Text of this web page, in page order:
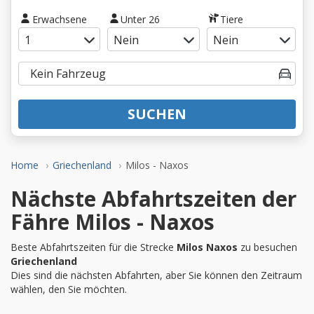
Home Griechenland Milos - Naxos
Erwachsene Unter 26 Tiere
SUCHEN
Nächste Abfahrtszeiten der
Fähre Milos - Naxos
Beste Abfahrtszeiten für die Strecke Milos Naxos zu besuchen
Griechenland
Dies sind die nächsten Abfahrten, aber Sie können den Zeitraum
wählen, den Sie möchten.